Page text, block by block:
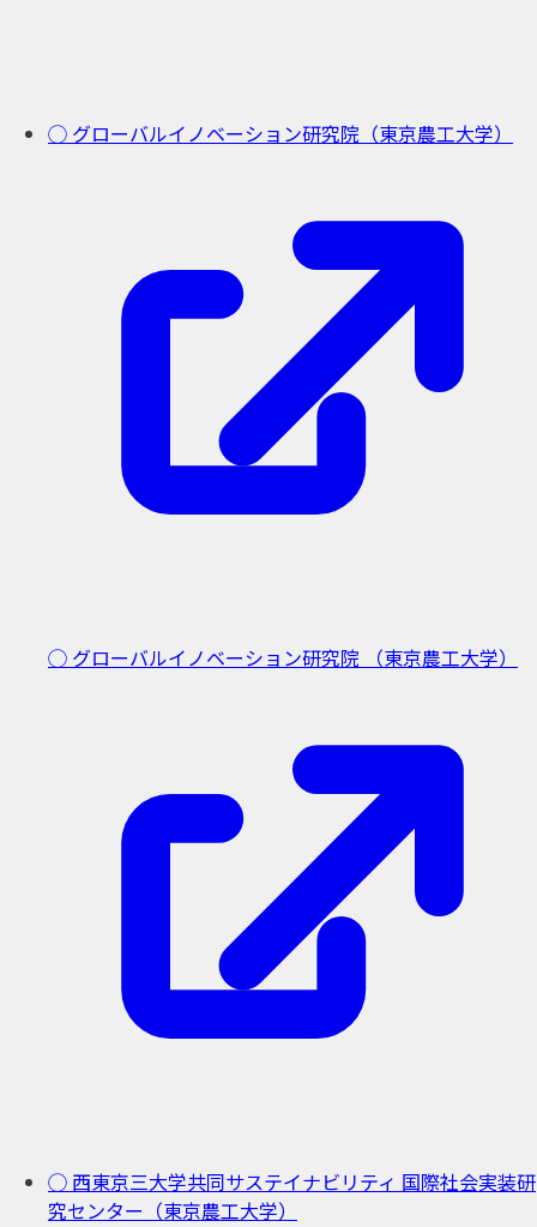
◯ グローバルイノベーション研究院（東京農工大学）
◯ グローバルイノベーション研究院 （東京農工大学）
◯ 西東京三大学共同サステイナビリティ 国際社会実装研
究センター（東京農工大学）